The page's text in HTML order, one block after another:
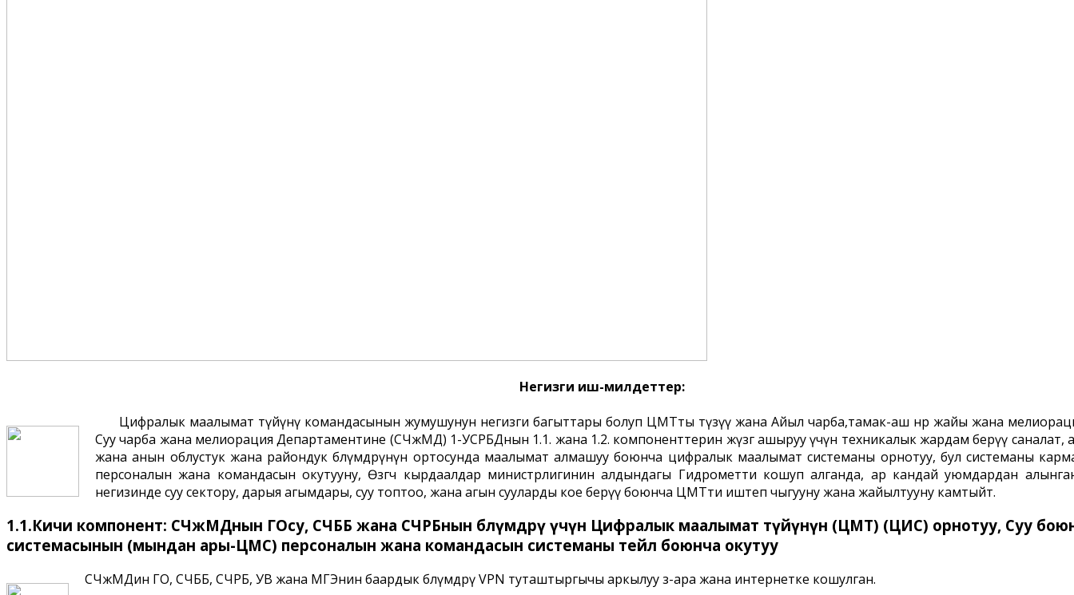
Негизги иш-милдеттер:
Цифралык маалымат түйүнү командасынын жумушунун негизги багыттары болуп ЦМТты түзүү жана Айыл чарба,тамак-аш ѳнѳр жайы жана
Суу чарба жана мелиорация Департаментине (СЧжМД) 1-УСРБДнын 1.1. жана 1.2. компоненттерин жүзѳгѳ ашыруу үчүн техникалык жардам берүү саналат,
жана анын облустук жана райондук бѳлүмдѳрүнүн ортосунда маалымат алмашуу боюнча цифралык маалымат системаны орнотуу, бул системаны
персоналын жана командасын окутууну, Ѳзгѳчѳ кырдаалдар министрлигинин алдындагы Гидрометти кошуп алганда, ар кандай уюмдардан
негизинде суу сектору, дарыя агымдары, суу топтоо, жана агын сууларды кое берүү боюнча ЦМТти иштеп чыгууну жана жайылтууну камтыйт.
1.1.Кичи компонент: СЧжМДнын ГОсу, СЧББ жана СЧРБнын бѳлүмдѳрү үчүн Цифралык маалымат түйүнүн (ЦМТ) (ЦИС) орнотуу, Суу
системасынын (мындан ары-ЦМС) персоналын жана командасын системаны тейлѳѳ боюнча окутуу
СЧжМДин ГО, СЧББ, СЧРБ, УВ жана МГЭнин баардык бѳлүмдѳрү VPN туташтыргычы аркылуу ѳз-ара жана интернетке кошулган.